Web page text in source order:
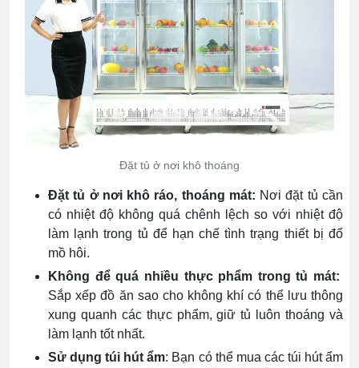
Đặt tủ ở nơi khô thoáng
Đặt tủ ở nơi khô ráo, thoáng mát: Nơi đặt tủ cần
có nhiệt độ không quá chênh lệch so với nhiệt độ
làm lạnh trong tủ để hạn chế tình trạng thiết bị đổ
mồ hôi.
Không để quá nhiều thực phẩm trong tủ mát:
Sắp xếp đồ ăn sao cho không khí có thể lưu thông
xung quanh các thực phẩm, giữ tủ luôn thoáng và
làm lạnh tốt nhất.
Sử dụng túi hút ẩm: Bạn có thể mua các túi hút ẩm